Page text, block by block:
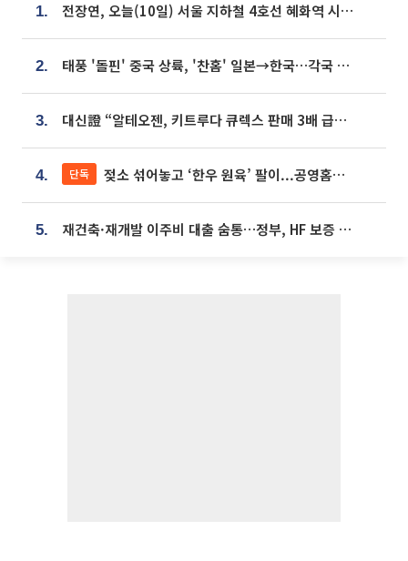
1. 전장연, 오늘(10일) 서울 지하철 4호선 혜화역 시위…1호선 용산역 무정차
2. 태풍 '돌핀' 중국 상륙, '찬홈' 일본→한국…각국 기상청 예상 경로는?
3. 대신證 “알테오젠, 키트루다 큐렉스 판매 3배 급증…목표가 41만원 상향”
4. 단독 젖소 섞어놓고 ‘한우 원육’ 팔이...공영홈쇼핑 표기·검증 구멍
5. 재건축·재개발 이주비 대출 숨통…정부, HF 보증 신설 추진